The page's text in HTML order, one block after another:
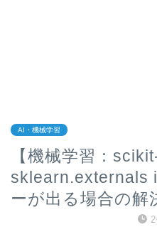
AI・機械学習
【機械学習：
sklearn.externals
ーが出る場合の解